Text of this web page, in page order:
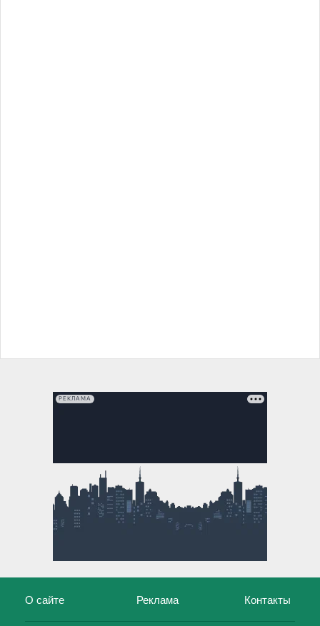
РЕКЛАМА
О сайте Реклама Контакты